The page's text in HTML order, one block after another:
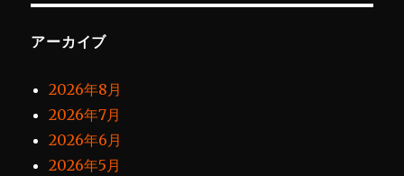
アーカイブ
2026年8月
2026年7月
2026年6月
2026年5月